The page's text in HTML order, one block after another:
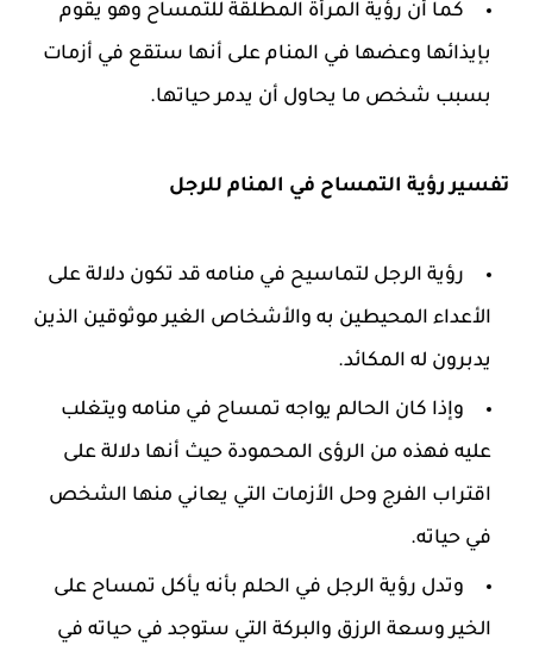
كما أن رؤية المرأة المطلقة للتمساح وهو يقوم
بإيذائها وعضها في المنام على أنها ستقع في أزمات
بسبب شخص ما يحاول أن يدمر حياتها.
تفسير رؤية التمساح في المنام للرجل
رؤية الرجل لتماسيح في منامه قد تكون دلالة على
الأعداء المحيطين به والأشخاص الغير موثوقين الذين
يدبرون له المكائد.
وإذا كان الحالم يواجه تمساح في منامه ويتغلب
عليه فهذه من الرؤى المحمودة حيث أنها دلالة على
اقتراب الفرج وحل الأزمات التي يعاني منها الشخص
في حياته.
وتدل رؤية الرجل في الحلم بأنه يأكل تمساح على
الخير وسعة الرزق والبركة التي ستوجد في حياته في